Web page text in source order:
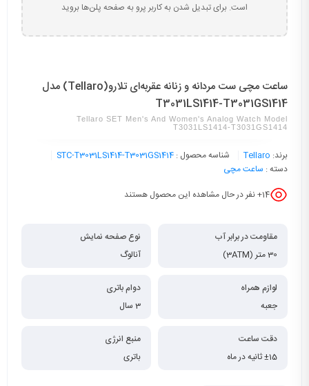
است. برای تبدیل شدن به کاربر پرو به صفحه پلن‌ها بروید
ساعت مچی ست مردانه و زنانه عقربه‌ای تلارو(Tellaro) مدل
T3031LS1414-T3031GS1414
Tellaro SET Men's And Women's Analog Watch Model
T3031LS1414-T3031GS1414
برند: Tellaro شناسه محصول : STC-T3031LS1414-T3031GS1414
دسته : ساعت مچی
14+ نفر در حال مشاهده این محصول هستند
مقاومت در برابر آب
30 متر (3ATM)
نوع صفحه نمایش
آنالوگ
لوازم همراه
جعبه
دوام باتری
3 سال
دقت ساعت
±15 ثانیه در ماه
منبع انرژی
باتری